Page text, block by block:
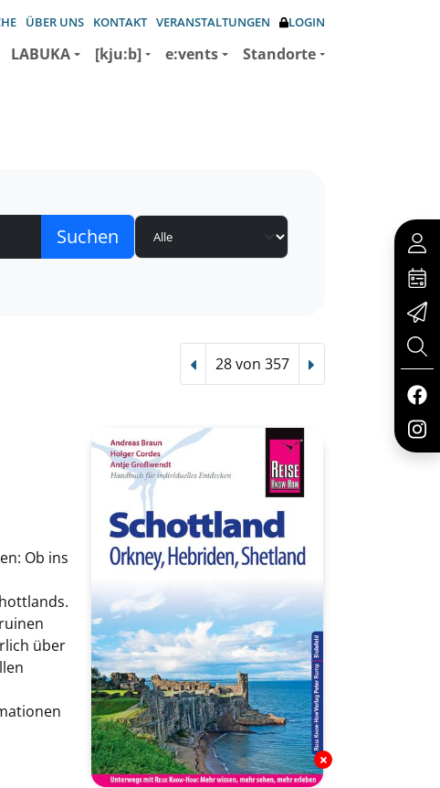
ÜBER UNS KONTAKT VERANSTALTUNGEN LOGIN
LABUKA [kju:b] e:vents Standorte
Vorheriger Treffer
28 von 357 Nächster Treffer
Ob ins
über